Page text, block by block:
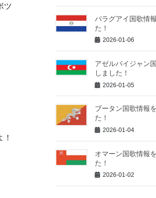
ツ
パラグアイ国歌情
た！
2026-01-06
アゼルバイジャン
しました！
2026-01-05
ブータン国歌情報
た！
2026-01-04
オマーン国歌情報
た！
2026-01-02